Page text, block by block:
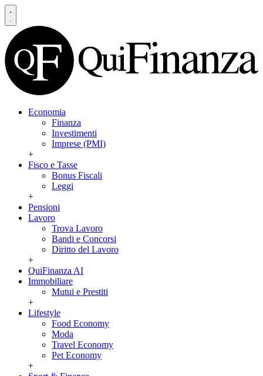
Economia
Finanza
Investimenti
Imprese (PMI)
+
Fisco e Tasse
Bonus Fiscali
Leggi
+
Pensioni
Lavoro
Trova Lavoro
Bandi e Concorsi
Diritto del Lavoro
+
QuiFinanza AI
Immobiliare
Mutui e Prestiti
+
Lifestyle
Food Economy
Moda
Travel Economy
Pet Economy
+